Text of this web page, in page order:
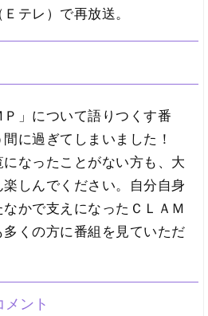
テレ）で再放送。
」について語りつくす番
間に過ぎてしまいました！
なったことがない方も、大
しんでください。自分自身
かで支えになったＣＬＡＭ
くの方に番組を見ていただ
ント